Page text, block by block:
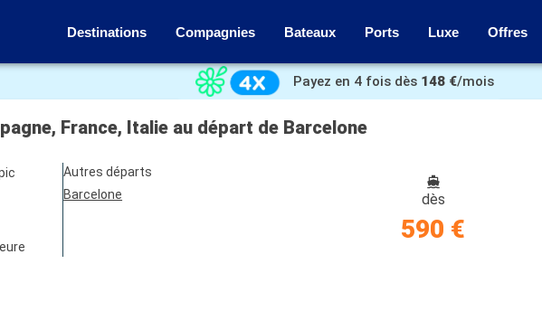
Destinations Compagnies Bateaux Ports Luxe Offres
Payez en 4 fois dès 148 €/mois
France, Italie au départ de Barcelone
Autres départs
Barcelone
dès
590 €